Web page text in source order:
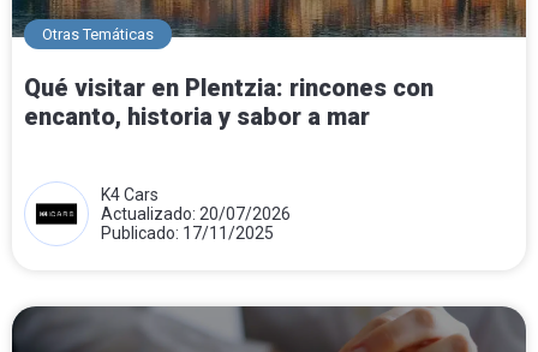
Otras Temáticas
Qué visitar en Plentzia: rincones con
encanto, historia y sabor a mar
K4 Cars
Actualizado: 20/07/2026
Publicado: 17/11/2025